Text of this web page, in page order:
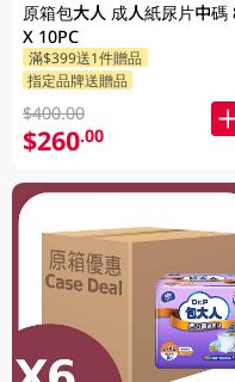
原箱包大人 成人紙尿片中碼
X 10PC
滿$399送1件贈品
指定品牌送贈品
$400.00
$260.00